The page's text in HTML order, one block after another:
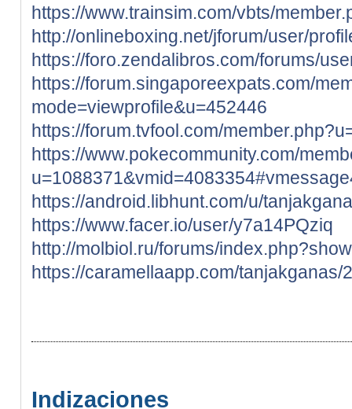
https://www.trainsim.com/vbts/
http://onlineboxing.net/jforum/user/
https://foro.zendalibros.com/forums/
https://forum.singaporeexpats.com/
mode=viewprofile&u=452446
https://forum.tvfool.com/
https://www.pokecommunity.com/
https://android.libhunt.com/u/
https://www.facer.io/user/y7a14PQziq
http://molbiol.ru/forums/
https://caramellaapp.com/tanjakganas/
Indizaciones